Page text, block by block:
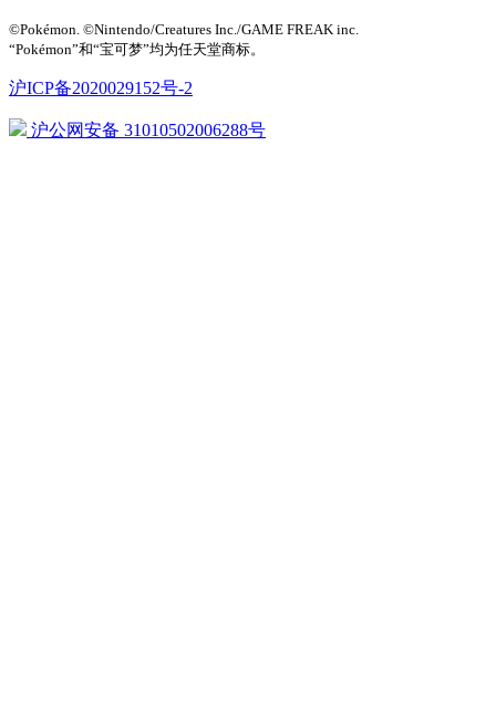
©Pokémon. ©Nintendo/Creatures Inc./GAME FREAK inc.
“Pokémon”和“宝可梦”均为任天堂商标。
沪ICP备2020029152号-2
沪公网安备 31010502006288号